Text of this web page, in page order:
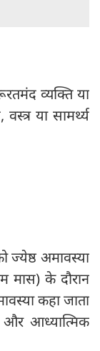
व्यक्ति या
या सामर्थ्य
ज्येष्ठ अमावस्या
मास) के दौरान
कहा जाता
और आध्यात्मिक